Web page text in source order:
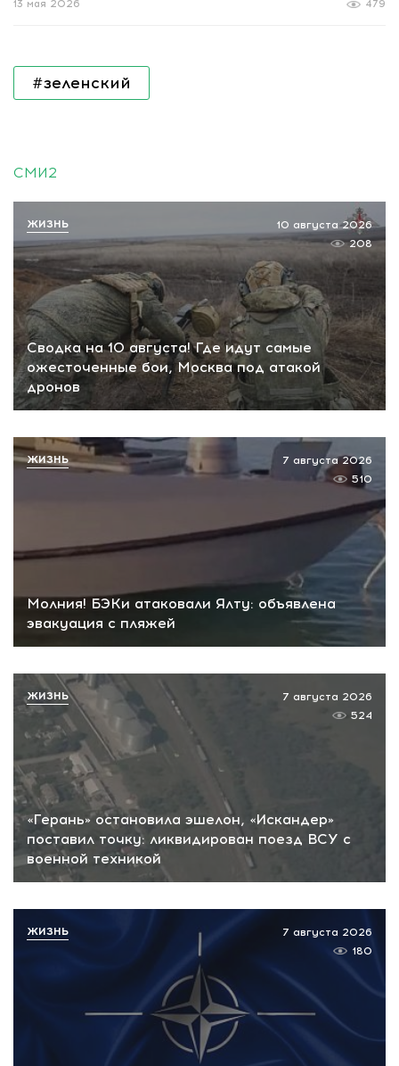
479
13 мая 2026
#зеленский
СМИ2
Сводка на 10 августа! Где идут самые
ожесточенные бои, Москва под атакой
дронов
10 августа 2026
208
ЖИЗНЬ
Молния! БЭКи атаковали Ялту: объявлена
эвакуация с пляжей
7 августа 2026
510
ЖИЗНЬ
«Герань» остановила эшелон, «Искандер»
поставил точку: ликвидирован поезд ВСУ с
военной техникой
7 августа 2026
524
ЖИЗНЬ
7 августа 2026
180
ЖИЗНЬ